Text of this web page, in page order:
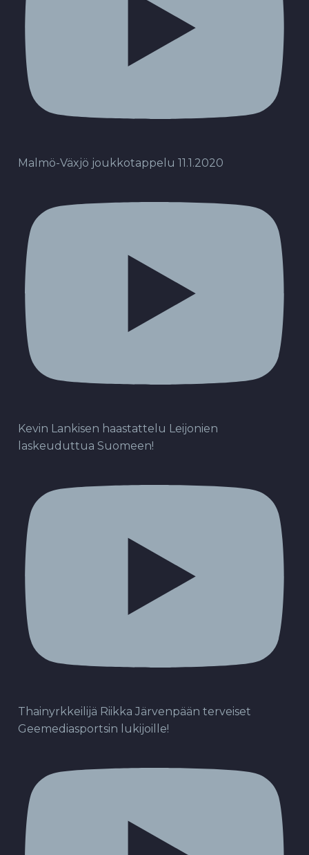
Malmö-Växjö joukkotappelu 11.1.2020
Kevin Lankisen haastattelu Leijonien
laskeuduttua Suomeen!
Thainyrkkeilijä Riikka Järvenpään terveiset
Geemediasportsin lukijoille!